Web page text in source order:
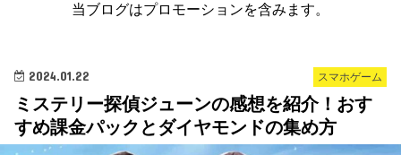
当ブログはプロモーションを含みます。
スマホゲーム
2024.01.22
ミステリー探偵ジューンの感想を紹介！おす
すめ課金パックとダイヤモンドの集め方